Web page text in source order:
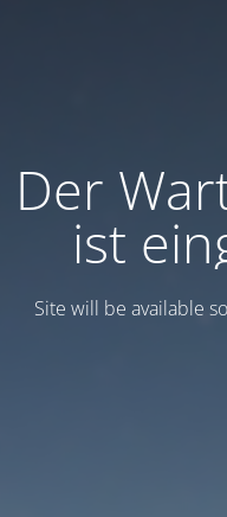
Der
ist
Site will be available